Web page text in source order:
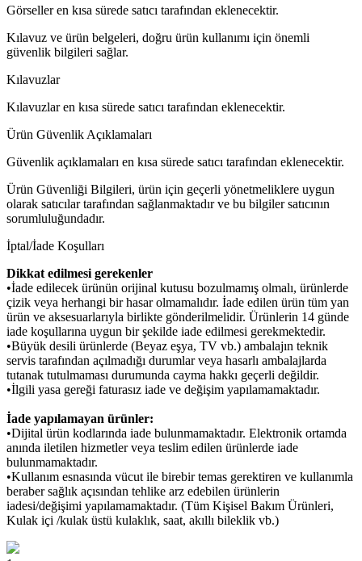
Görseller en kısa sürede satıcı tarafından eklenecektir.
Kılavuz ve ürün belgeleri, doğru ürün kullanımı için önemli
güvenlik bilgileri sağlar.
Kılavuzlar
Kılavuzlar en kısa sürede satıcı tarafından eklenecektir.
Ürün Güvenlik Açıklamaları
Güvenlik açıklamaları en kısa sürede satıcı tarafından eklenecektir.
Ürün Güvenliği Bilgileri, ürün için geçerli yönetmeliklere uygun
olarak satıcılar tarafından sağlanmaktadır ve bu bilgiler satıcının
sorumluluğundadır.
İptal/İade Koşulları
Dikkat edilmesi gerekenler
•İade edilecek ürünün orijinal kutusu bozulmamış olmalı, ürünlerde
çizik veya herhangi bir hasar olmamalıdır. İade edilen ürün tüm yan
ürün ve aksesuarlarıyla birlikte gönderilmelidir. Ürünlerin 14 günde
iade koşullarına uygun bir şekilde iade edilmesi gerekmektedir.
•Büyük desili ürünlerde (Beyaz eşya, TV vb.) ambalajın teknik
servis tarafından açılmadığı durumlar veya hasarlı ambalajlarda
tutanak tutulmaması durumunda cayma hakkı geçerli değildir.
•İlgili yasa gereği faturasız iade ve değişim yapılamamaktadır.
İade yapılamayan ürünler:
•Dijital ürün kodlarında iade bulunmamaktadır. Elektronik ortamda
anında iletilen hizmetler veya teslim edilen ürünlerde iade
bulunmamaktadır.
•Kullanım esnasında vücut ile birebir temas gerektiren ve kullanımla
beraber sağlık açısından tehlike arz edebilen ürünlerin
iadesi/değişimi yapılamamaktadır. (Tüm Kişisel Bakım Ürünleri,
Kulak içi /kulak üstü kulaklık, saat, akıllı bileklik vb.)